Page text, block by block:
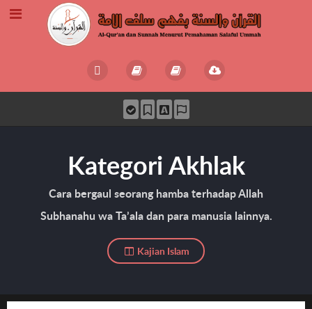
Kategori Akhlak
Cara bergaul seorang hamba terhadap Allah
Subhanahu wa Ta’ala dan para manusia lainnya.
Kajian Islam